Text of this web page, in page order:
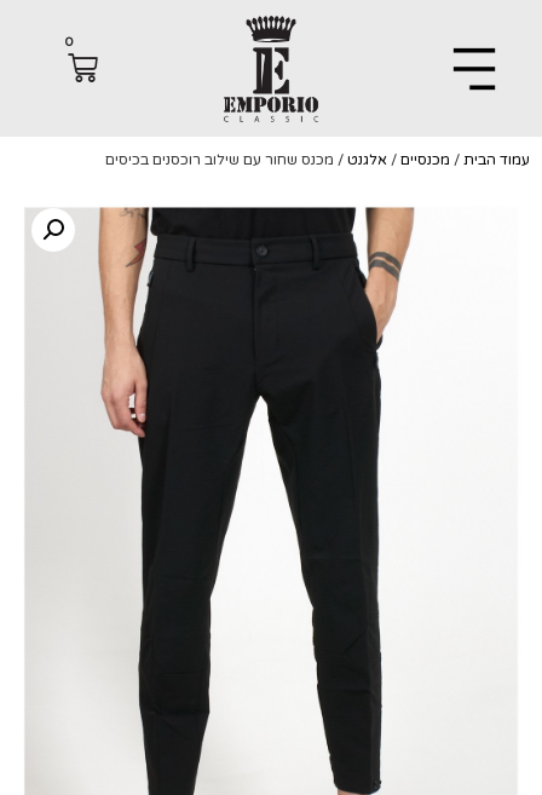
הבית/מכנסיים/אלגנט / מכנס שחור עם שילוב רוכסנים בכיסים